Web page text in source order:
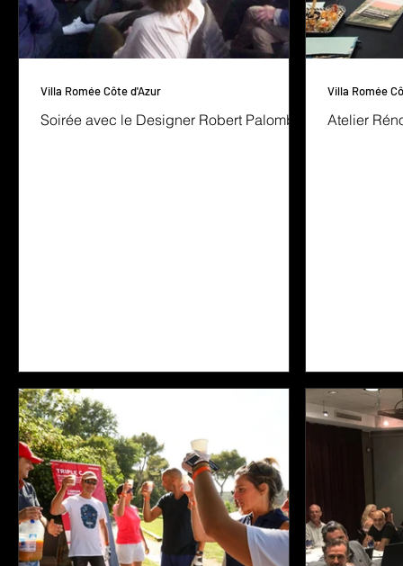
Soirée avec le Designer Robert Palomba
Villa Romée Côte d'Azur
Atelier
Villa Romée